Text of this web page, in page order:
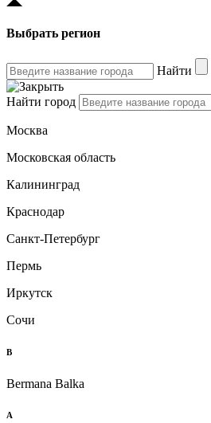
Выбрать регион
Найти
Найти город
Москва
Московская область
Калининград
Краснодар
Санкт-Петербург
Пермь
Иркутск
Сочи
B
Bermana Balka
А